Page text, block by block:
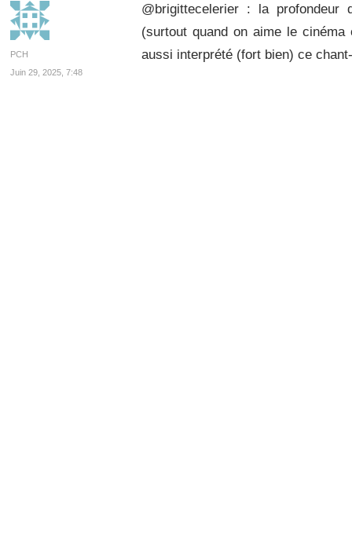
PCH
Juin 29, 2025, 7:48
@brigittecelerier : la profondeur
(surtout quand on aime le
aussi interprété (fort bien) ce